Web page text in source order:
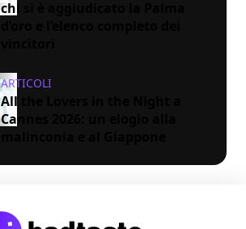
chi si è aggiudicato la Palma
ARTICOLI
All the Lovers in the Night a
Cannes 2026: un elogio alla